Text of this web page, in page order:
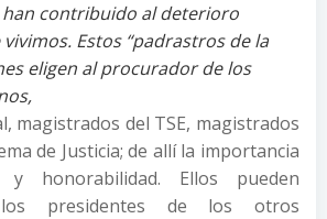
contribuido al deterioro
Estos “padrastros de la
eligen al procurador de los
magistrados del TSE, magistrados
de Justicia; de allí la importancia
honorabilidad. Ellos pueden
presidentes de los otros